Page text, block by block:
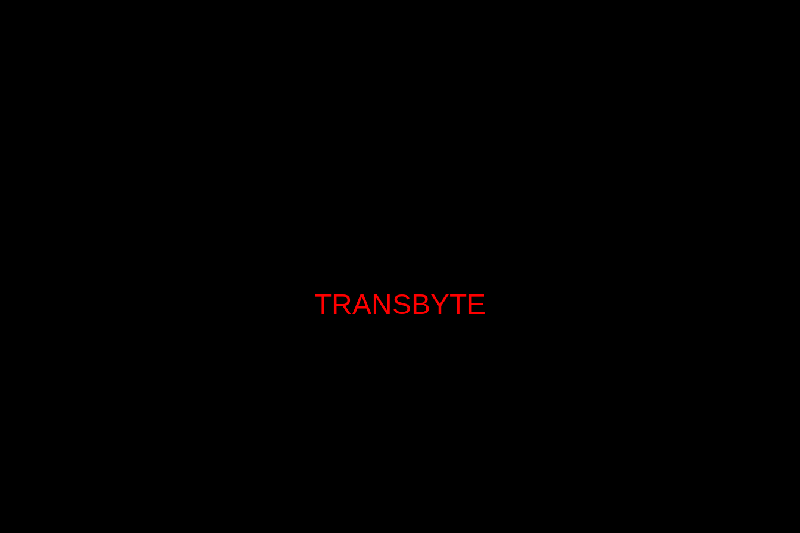
TRANSBYTE